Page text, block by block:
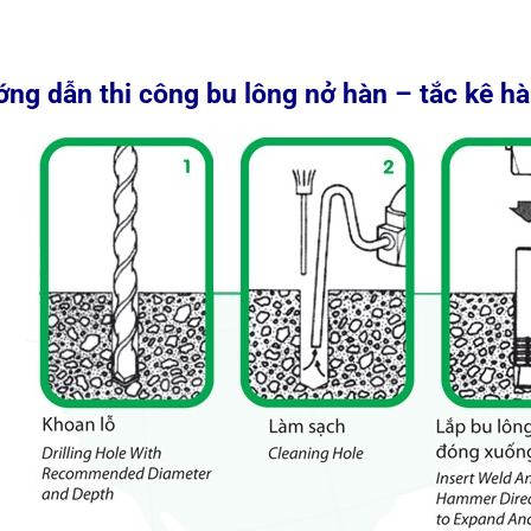
dẫn thi công bu lông nở hàn – tắc kê